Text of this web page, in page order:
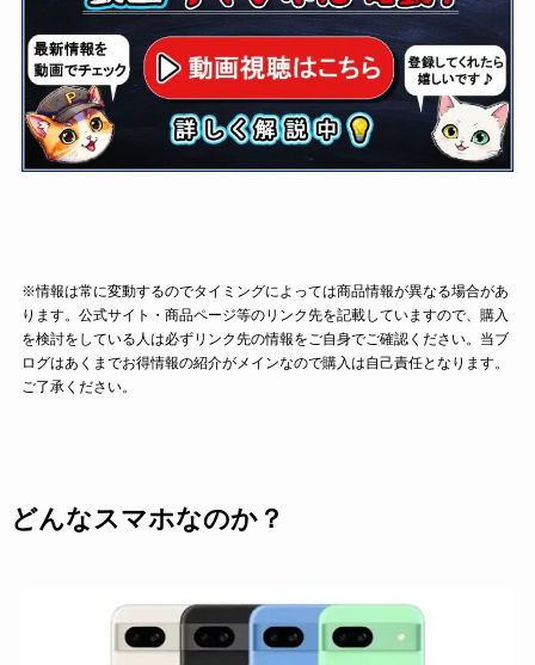
※情報は常に変動するのでタイミングによっては商品情報が異なる場合があ
ります。公式サイト・商品ページ等のリンク先を記載していますので、購入
を検討をしている人は必ずリンク先の情報をご自身でご確認ください。当ブ
ログはあくまでお得情報の紹介がメインなので購入は自己責任となります。
ご了承ください。
どんなスマホなのか？